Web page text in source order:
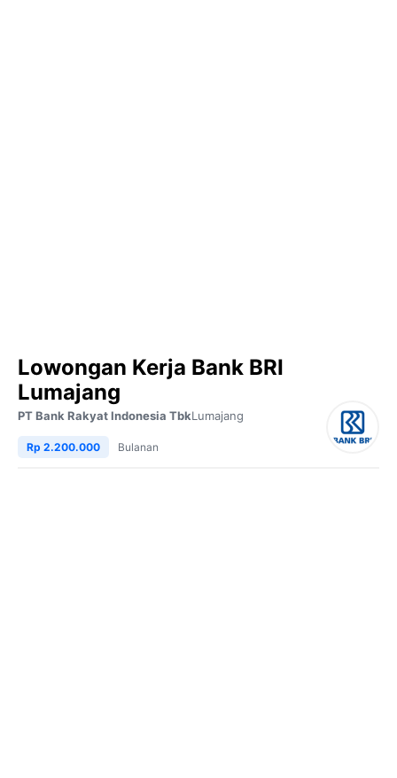
Lowongan Kerja Bank BRI
Lumajang
PT Bank Rakyat Indonesia TbkLumajang
Rp 2.200.000 Bulanan